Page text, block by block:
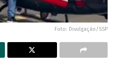
Foto: Divulgação/SSP